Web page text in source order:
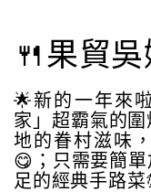
🍴果貿
🌟新的一年來
家」超霸氣的
地的眷村滋味
😋；只需要簡
足的經典手路菜